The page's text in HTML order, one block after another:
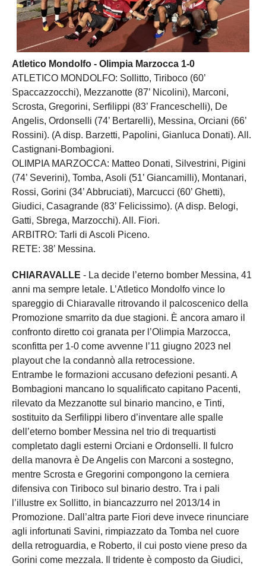
Atletico Mondolfo - Olimpia Marzocca 1-0
ATLETICO MONDOLFO: Sollitto, Tiriboco (60’
Spaccazzocchi), Mezzanotte (87’ Nicolini), Marconi,
Scrosta, Gregorini, Serfilippi (83’ Franceschelli), De
Angelis, Ordonselli (74’ Bertarelli), Messina, Orciani (66’
Rossini). (A disp. Barzetti, Papolini, Gianluca Donati). All.
Castignani-Bombagioni.
OLIMPIA MARZOCCA: Matteo Donati, Silvestrini, Pigini
(74’ Severini), Tomba, Asoli (51’ Giancamilli), Montanari,
Rossi, Gorini (34’ Abbruciati), Marcucci (60’ Ghetti),
Giudici, Casagrande (83’ Felicissimo). (A disp. Belogi,
Gatti, Sbrega, Marzocchi). All. Fiori.
ARBITRO: Tarli di Ascoli Piceno.
RETE: 38’ Messina.
CHIARAVALLE - La decide l’eterno bomber Messina, 41
anni ma sempre letale. L’Atletico Mondolfo vince lo
spareggio di Chiaravalle ritrovando il palcoscenico della
Promozione smarrito da due stagioni. È ancora amaro il
confronto diretto coi granata per l’Olimpia Marzocca,
sconfitta per 1-0 come avvenne l’11 giugno 2023 nel
playout che la condannò alla retrocessione.
Entrambe le formazioni accusano defezioni pesanti. A
Bombagioni mancano lo squalificato capitano Pacenti,
rilevato da Mezzanotte sul binario mancino, e Tinti,
sostituito da Serfilippi libero d’inventare alle spalle
dell’eterno bomber Messina nel trio di trequartisti
completato dagli esterni Orciani e Ordonselli. Il fulcro
della manovra è De Angelis con Marconi a sostegno,
mentre Scrosta e Gregorini compongono la cerniera
difensiva con Tiriboco sul binario destro. Tra i pali
l’illustre ex Sollitto, in biancazzurro nel 2013/14 in
Promozione. Dall’altra parte Fiori deve invece rinunciare
agli infortunati Savini, rimpiazzato da Tomba nel cuore
della retroguardia, e Roberto, il cui posto viene preso da
Gorini come mezzala. Il tridente è composto da Giudici,